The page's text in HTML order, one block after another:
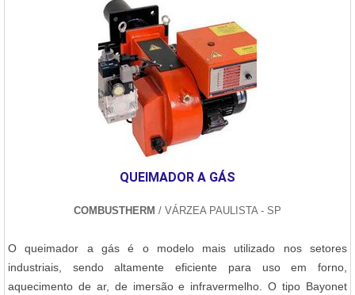
como queimadores de fornos industriais e assistência técnica em
queimadores industriais com ótima qualidade e precisão.Se
diferenciando dentro de seu segmento, a empresa consegue
também proporcionar um atendimento cuidadoso e que busca a
satisfação do cliente. A E-Burner Combustão Industrial é uma
empresa que tem sido apontada de forma positiva no mercado
pela seriedade e qualidade que fecha todo o ciclo de entrega com
excelência para seus parceiros....
QUEIMADOR A GÁS
COMBUSTHERM / VÁRZEA PAULISTA - SP
O queimador a gás é o modelo mais utilizado nos setores
industriais, sendo altamente eficiente para uso em forno,
aquecimento de ar, de imersão e infravermelho. O tipo Bayonet